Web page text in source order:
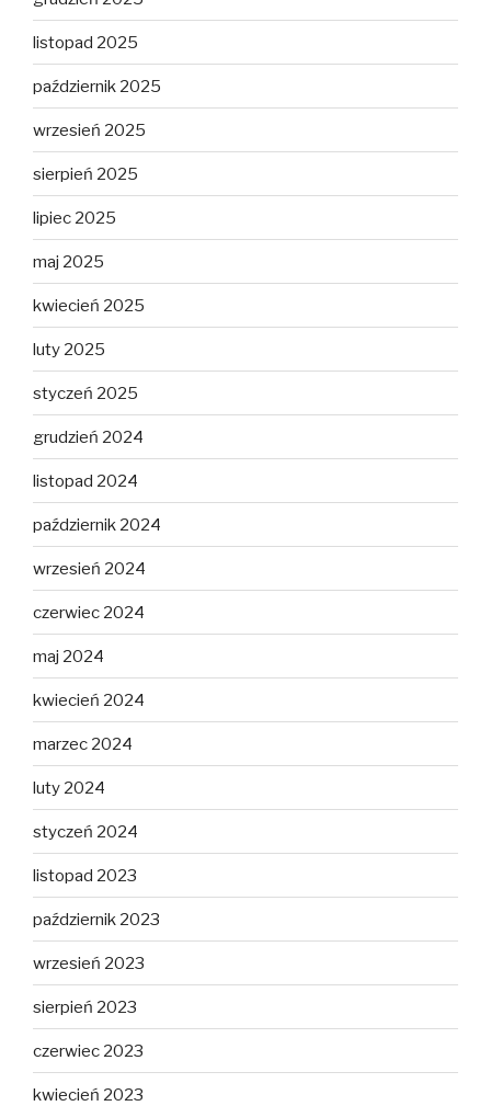
listopad 2025
październik 2025
wrzesień 2025
sierpień 2025
lipiec 2025
maj 2025
kwiecień 2025
luty 2025
styczeń 2025
grudzień 2024
listopad 2024
październik 2024
wrzesień 2024
czerwiec 2024
maj 2024
kwiecień 2024
marzec 2024
luty 2024
styczeń 2024
listopad 2023
październik 2023
wrzesień 2023
sierpień 2023
czerwiec 2023
kwiecień 2023